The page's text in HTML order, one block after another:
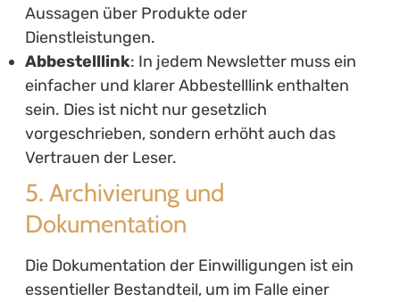
Aussagen über Produkte oder
Dienstleistungen.
Abbestelllink: In jedem Newsletter muss ein
einfacher und klarer Abbestelllink enthalten
sein. Dies ist nicht nur gesetzlich
vorgeschrieben, sondern erhöht auch das
Vertrauen der Leser.
5. Archivierung und
Dokumentation
Die Dokumentation der Einwilligungen ist ein
essentieller Bestandteil, um im Falle einer